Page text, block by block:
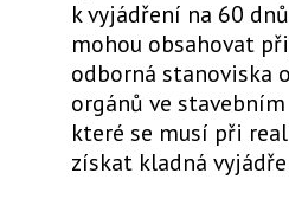
k vyjádření na 60
mohou obsahovat
odborná stanoviska
orgánů ve
které se musí při
získat kladná